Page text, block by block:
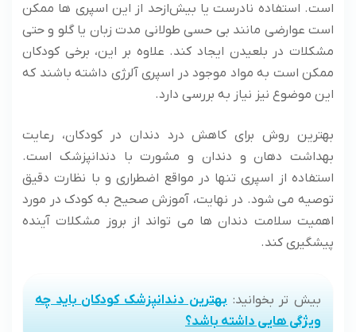
است. استفاده نادرست یا بیش‌ازحد از این اسپری ‌ها ممکن
است عوارضی مانند بی ‌حسی طولانی ‌مدت زبان یا گلو و حتی
مشکلات در بلعیدن ایجاد کند. علاوه بر این، برخی کودکان
ممکن است به مواد موجود در اسپری آلرژی داشته باشند که
این موضوع نیز نیاز به بررسی دارد.
بهترین روش برای کاهش درد دندان در کودکان، رعایت
بهداشت دهان و دندان و مشورت با دندانپزشک است.
استفاده از اسپری تنها در مواقع اضطراری و با نظارت دقیق
توصیه می‌ شود. در نهایت، آموزش صحیح به کودک در مورد
اهمیت سلامت دندان ‌ها می‌ تواند از بروز مشکلات آینده
پیشگیری کند.
بیش تر بخوانید:بهترین دندانپزشک کودکان باید چه
ویژگی هایی داشته باشد؟